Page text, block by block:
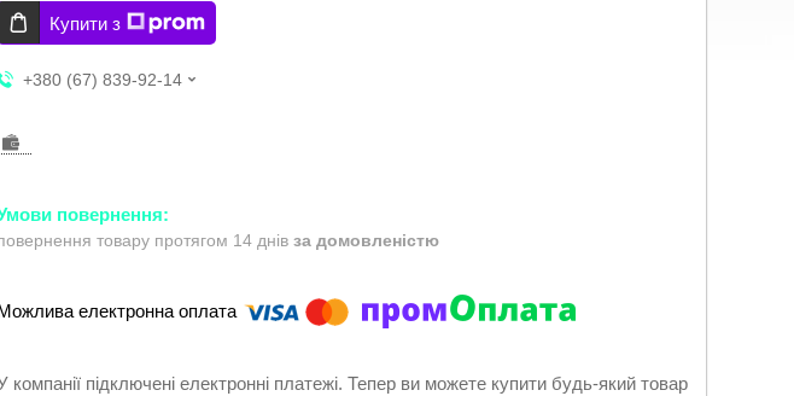
Купити з
+380 (67) 839-92-14
товару протягом 14 днів за домовленістю
компанії підключені електронні платежі. Тепер ви можете купити будь-який товар